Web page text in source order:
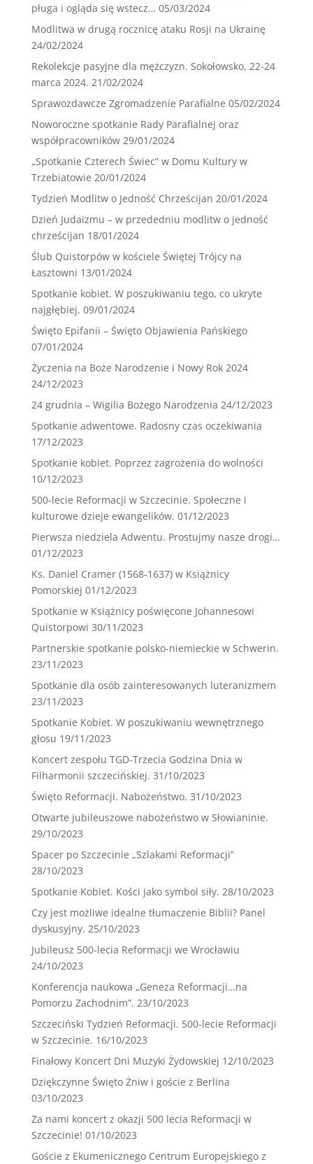
pługa i ogląda się wstecz… 05/03/2024
Modlitwa w drugą rocznicę ataku Rosji na Ukrainę
24/02/2024
Rekolekcje pasyjne dla mężczyzn. Sokołowsko, 22-24
marca 2024. 21/02/2024
Sprawozdawcze Zgromadzenie Parafialne 05/02/2024
Noworoczne spotkanie Rady Parafialnej oraz
współpracowników 29/01/2024
„Spotkanie Czterech Świec” w Domu Kultury w
Trzebiatowie 20/01/2024
Tydzień Modlitw o Jedność Chrześcijan 20/01/2024
Dzień Judaizmu – w przededniu modlitw o jedność
chrześcijan 18/01/2024
Ślub Quistorpów w kościele Świętej Trójcy na
Łasztowni 13/01/2024
Spotkanie kobiet. W poszukiwaniu tego, co ukryte
najgłębiej. 09/01/2024
Święto Epifanii – Święto Objawienia Pańskiego
07/01/2024
Życzenia na Boże Narodzenie i Nowy Rok 2024
24/12/2023
24 grudnia – Wigilia Bożego Narodzenia 24/12/2023
Spotkanie adwentowe. Radosny czas oczekiwania
17/12/2023
Spotkanie kobiet. Poprzez zagrożenia do wolności
10/12/2023
500-lecie Reformacji w Szczecinie. Społeczne i
kulturowe dzieje ewangelików. 01/12/2023
Pierwsza niedziela Adwentu. Prostujmy nasze drogi…
01/12/2023
Ks. Daniel Cramer (1568-1637) w Książnicy
Pomorskiej 01/12/2023
Spotkanie w Książnicy poświęcone Johannesowi
Quistorpowi 30/11/2023
Partnerskie spotkanie polsko-niemieckie w Schwerin.
23/11/2023
Spotkanie dla osób zainteresowanych luteranizmem
23/11/2023
Spotkanie Kobiet. W poszukiwaniu wewnętrznego
głosu 19/11/2023
Koncert zespołu TGD-Trzecia Godzina Dnia w
Filharmonii szczecińskiej. 31/10/2023
Święto Reformacji. Nabożeństwo. 31/10/2023
Otwarte jubileuszowe nabożeństwo w Słowianinie.
29/10/2023
Spacer po Szczecinie „Szlakami Reformacji”
28/10/2023
Spotkanie Kobiet. Kości jako symbol siły. 28/10/2023
Czy jest możliwe idealne tłumaczenie Biblii? Panel
dyskusyjny. 25/10/2023
Jubileusz 500-lecia Reformacji we Wrocławiu
24/10/2023
Konferencja naukowa „Geneza Reformacji…na
Pomorzu Zachodnim”. 23/10/2023
Szczeciński Tydzień Reformacji. 500-lecie Reformacji
w Szczecinie. 16/10/2023
Finałowy Koncert Dni Muzyki Żydowskiej 12/10/2023
Dziękczynne Święto Żniw i goście z Berlina
03/10/2023
Za nami koncert z okazji 500 lecia Reformacji w
Szczecinie! 01/10/2023
Goście z Ekumenicznego Centrum Europejskiego z